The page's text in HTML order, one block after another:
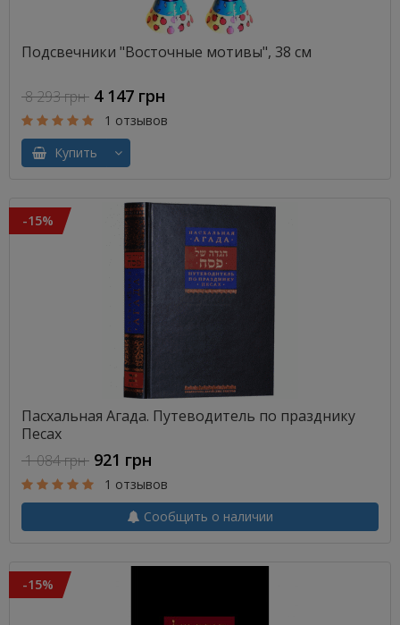
Подсвечники "Восточные мотивы", 38 см
8 293 грн 4 147 грн
1 отзывов
Купить
-15%
Пасхальная Агада. Путеводитель по празднику
Песах
1 084 грн 921 грн
1 отзывов
Сообщить о наличии
-15%